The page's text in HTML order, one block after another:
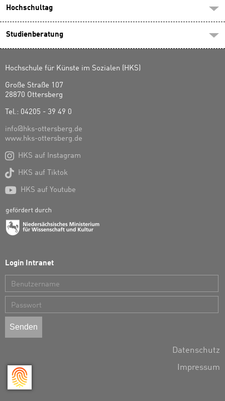
Hochschultag
Studienberatung
Hochschule für Künste im Sozialen (HKS)
Große Straße 107
28870 Ottersberg
Tel.: 04205 - 39 49 0
info@hks-ottersberg.de
www.hks-ottersberg.de
 HKS auf Instagram
 HKS auf Tiktok
 HKS auf Youtube
Login Intranet
Benutzername
Passwort
Datenschutz
Impressum